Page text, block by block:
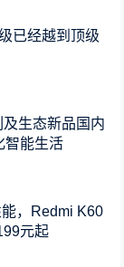
已经越到顶级
生态新品国内
智能生活
，Redmi K60
元起